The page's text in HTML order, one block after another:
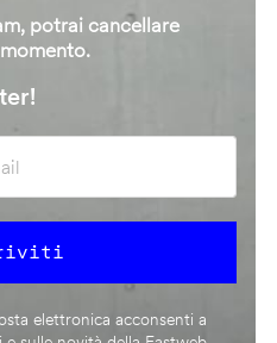
potrai cancellare
elettronica acconsenti a